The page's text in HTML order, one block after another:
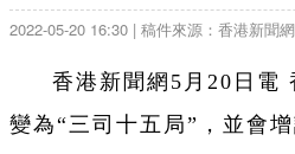
2022-05-20 16:30 | 稿件來源：香港新聞網
香港新聞網5月20日電
變為“三司十五局”，並會